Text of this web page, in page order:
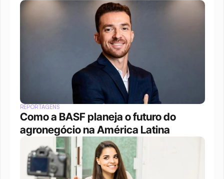
REPORTAGENS
Como a BASF planeja o futuro do
agronegócio na América Latina